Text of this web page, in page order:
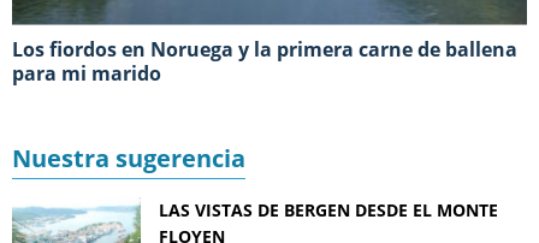
Los fiordos en Noruega y la primera carne de ballena
para mi marido
Nuestra sugerencia
LAS VISTAS DE BERGEN DESDE EL MONTE
FLOYEN